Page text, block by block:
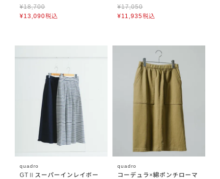
¥18,700
¥13,090税込
¥17,050
¥11,935税込
quadro
GTⅡスーパーインレイボー
quadro
コーデュラ×綿ポンチローマ